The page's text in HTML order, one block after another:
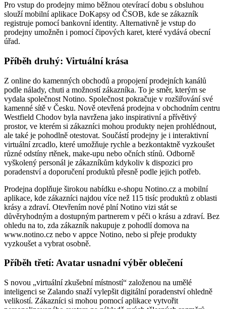
Pro vstup do prodejny mimo běžnou otevírací dobu s obsluhou
slouží mobilní aplikace DoKapsy od ČSOB, kde se zákazník
registruje pomocí bankovní identity. Alternativně je vstup do
prodejny umožněn i pomocí čipových karet, které vydává obecní
úřad.
Příběh druhý: Virtuální krása
Z online do kamenných obchodů a propojení prodejních kanálů
podle nálady, chuti a možností zákazníka. To je směr, kterým se
vydala společnost Notino. Společnost pokračuje v rozšiřování své
kamenné sítě v Česku. Nově otevřená prodejna v obchodním centru
Westfield Chodov byla navržena jako inspirativní a přívětivý
prostor, ve kterém si zákazníci mohou produkty nejen prohlédnout,
ale také je pohodlně otestovat. Součástí prodejny je i interaktivní
virtuální zrcadlo, které umožňuje rychle a bezkontaktně vyzkoušet
různé odstíny rtěnek, make-upu nebo očních stínů. Odborně
vyškolený personál je zákazníkům kdykoliv k dispozici pro
poradenství a doporučení produktů přesně podle jejich potřeb.
Prodejna doplňuje širokou nabídku e-shopu Notino.cz a mobilní
aplikace, kde zákazníci najdou více než 115 tisíc produktů z oblasti
krásy a zdraví. Otevřením nové plní Notino vizi stát se
důvěryhodným a dostupným partnerem v péči o krásu a zdraví. Bez
ohledu na to, zda zákazník nakupuje z pohodlí domova na
www.notino.cz nebo v appce Notino, nebo si přeje produkty
vyzkoušet a vybrat osobně.
Příběh třetí: Avatar usnadní výběr oblečení
S novou „virtuální zkušební místností“ založenou na umělé
inteligenci se Zalando snaží vylepšit digitální poradenství ohledně
velikostí. Zákazníci si mohou pomocí aplikace vytvořit